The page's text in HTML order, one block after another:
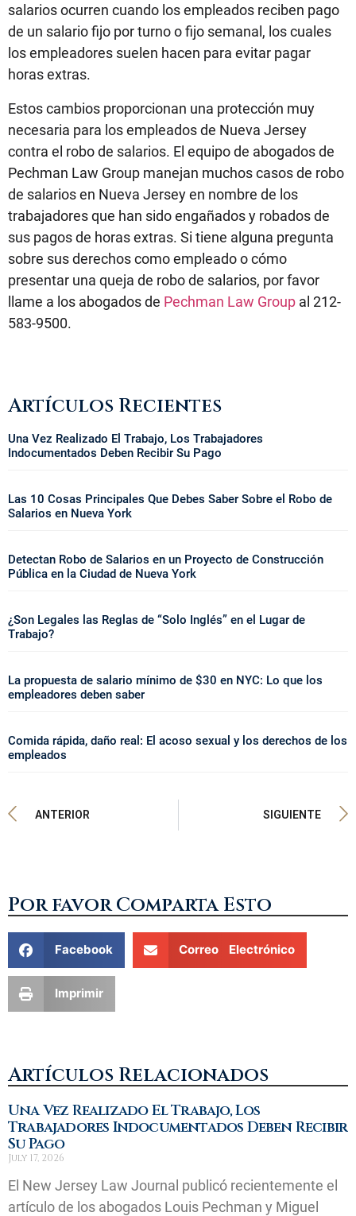
salarios ocurren cuando los empleados reciben pago
de un salario fijo por turno o fijo semanal, los cuales
los empleadores suelen hacen para evitar pagar
horas extras.
Estos cambios proporcionan una protección muy
necesaria para los empleados de Nueva Jersey
contra el robo de salarios. El equipo de abogados de
Pechman Law Group manejan muchos casos de robo
de salarios en Nueva Jersey en nombre de los
trabajadores que han sido engañados y robados de
sus pagos de horas extras. Si tiene alguna pregunta
sobre sus derechos como empleado o cómo
presentar una queja de robo de salarios, por favor
llame a los abogados de Pechman Law Group al 212-
583-9500.
Artículos Recientes
Una Vez Realizado El Trabajo, Los Trabajadores
Indocumentados Deben Recibir Su Pago
Las 10 Cosas Principales Que Debes Saber Sobre el Robo de
Salarios en Nueva York
Detectan Robo de Salarios en un Proyecto de Construcción
Pública en la Ciudad de Nueva York
¿Son Legales las Reglas de “Solo Inglés” en el Lugar de
Trabajo?
La propuesta de salario mínimo de $30 en NYC: Lo que los
empleadores deben saber
Comida rápida, daño real: El acoso sexual y los derechos de los
empleados
ANTERIOR SIGUIENTE
Por favor Comparta Esto
Facebook Correo Electrónico
Imprimir
Artículos Relacionados
Una Vez Realizado El Trabajo, Los
Trabajadores Indocumentados Deben Recibir
Su Pago
July 17, 2026
El New Jersey Law Journal publicó recientemente el
artículo de los abogados Louis Pechman y Miguel